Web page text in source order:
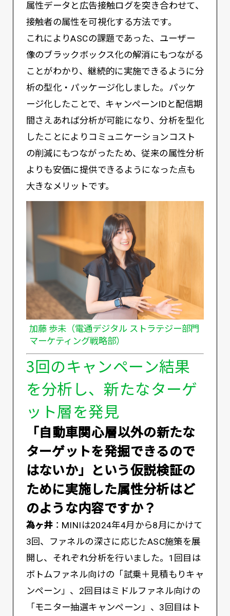
属性データと広告接触ログを突き合わせて、
接触者の属性を可視化する方法です。
これによりASCの課題であった、ユーザー
像のブラックボックス化の解消にもつながる
ことがわかり、継続的に実施できるように分
析の型化・パッケージ化しました。パッケ
ージ化したことで、キャンペーンIDと配信期
間さえあれば分析が可能になり、分析を型化
したことによりコミュニケーションコスト
の削減にもつながったため、従来の属性分析
よりも安価に提供できるようになった点も
大きなメリットです。
加藤 歩未（電通デジタル ストラテジー部門
マーケティング戦略部）
3回のキャンペーン結果
を分析し、新たなターゲ
ット層を発見
――「自動車関心層以外の新たな
ターゲットを発掘できるので
はないか」という仮説検証の
ために実施した属性分析はど
のような内容ですか？
為ヶ井：MINIは2024年4月から8月にかけて
3回、ファネルの深さに応じたASC施策を展
開し、それぞれ分析を行いました。1回目は
ボトムファネル向けの「試乗＋見積もりキャ
ンペーン」、2回目はミドルファネル向けの
「モニター抽選キャンペーン」、3回目はト